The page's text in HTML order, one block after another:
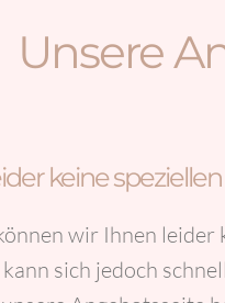
Unsere
keine speziellen
wir Ihnen leider
sich jedoch